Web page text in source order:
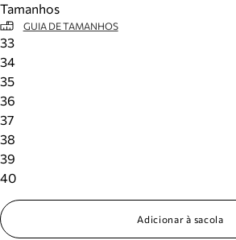
Tamanhos
GUIA DE TAMANHOS
33
34
35
36
37
38
39
40
Adicionar à sacola